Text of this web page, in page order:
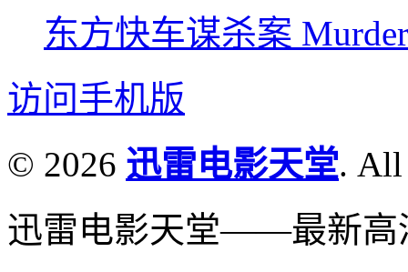
东方快车谋杀案
访问手机版
© 2026 迅雷电影天堂. All
迅雷电影天堂——最新高